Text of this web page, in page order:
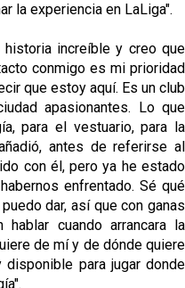
la experiencia en LaLiga".
increíble y creo que
conmigo es mi prioridad
que estoy aquí. Es un club
apasionantes. Lo que
para el vestuario, para la
antes de referirse al
con él, pero ya he estado
enfrentado. Sé qué
dar, así que con ganas
hablar cuando arrancara la
de mí y de dónde quiere
para jugar donde